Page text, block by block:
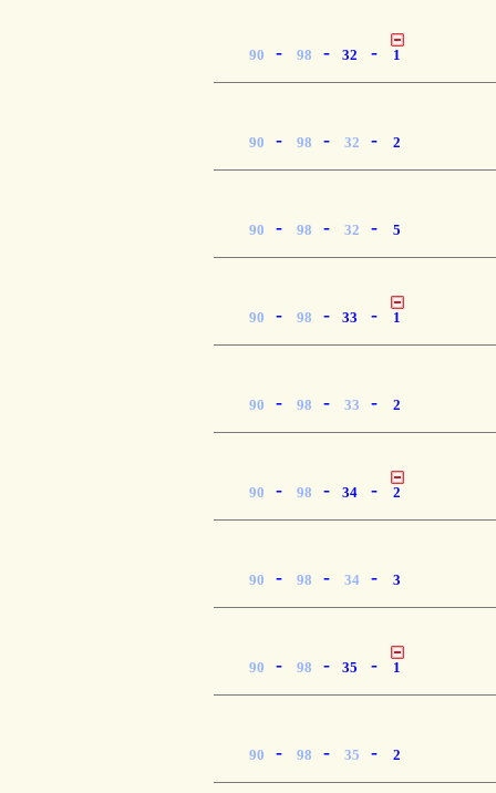
90 - 98 - 32 - 1
90 - 98 - 32 - 2
90 - 98 - 32 - 5
90 - 98 - 33 - 1
90 - 98 - 33 - 2
90 - 98 - 34 - 2
90 - 98 - 34 - 3
90 - 98 - 35 - 1
90 - 98 - 35 - 2